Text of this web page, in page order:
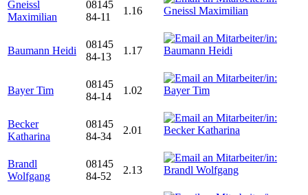
Gneissl
Maximilian
08145
84-11
1.16
Baumann Heidi
08145
84-13
1.17
Bayer Tim
08145
84-14
1.02
Becker
Katharina
08145
84-34
2.01
Brandl
Wolfgang
08145
84-52
2.13